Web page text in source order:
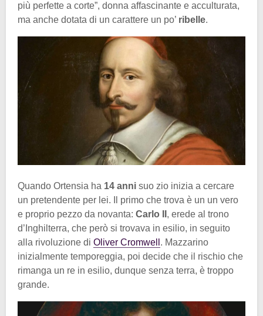
più perfette a corte”, donna affascinante e acculturata,
ma anche dotata di un carattere un po’ ribelle.
Quando Ortensia ha 14 anni suo zio inizia a cercare
un pretendente per lei. Il primo che trova è un un vero
e proprio pezzo da novanta: Carlo II , erede al trono
d’Inghilterra, che però si trovava in esilio, in seguito
alla rivoluzione di Oliver Cromwell . Mazzarino
inizialmente temporeggia, poi decide che il rischio che
rimanga un re in esilio, dunque senza terra, è troppo
grande.